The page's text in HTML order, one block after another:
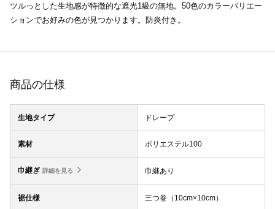
ツルっとした生地感が特徴的な遮光1級の無地。50色のカラーバリエー
ションでお好みの色が見つかります。防炎付き。
商品の仕様
生地タイプ ドレープ
素材 ポリエステル100
巾継ぎ 詳細を見る 巾継あり
裾仕様 三つ巻（10cm×10cm）